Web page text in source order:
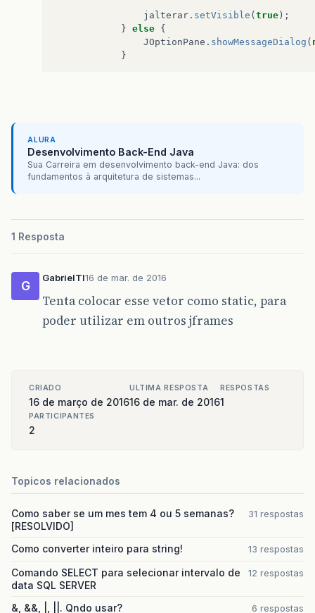
jalterar . setVisible ( true );
} else {
JOptionPane . showMessageDialog (
}
ALURA
Desenvolvimento Back-End Java
Sua Carreira em desenvolvimento back-end Java: dos
fundamentos à arquitetura de sistemas...
1 Resposta
G
GabrielTI16 de mar. de 2016
Tenta colocar esse vetor como static, para
poder utilizar em outros jframes
CRIADO
16 de março de 2016
ULTIMA RESPOSTA
16 de mar. de 2016
RESPOSTAS
1
PARTICIPANTES
2
Topicos relacionados
Como saber se um mes tem 4 ou 5 semanas?
[RESOLVIDO]
31 respostas
Como converter inteiro para string! 13 respostas
Comando SELECT para selecionar intervalo de
data SQL SERVER
12 respostas
&, &&, |, ||. Qndo usar? 6 respostas